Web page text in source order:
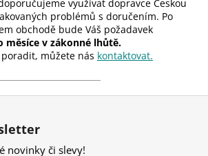
využívat dopravce Českou
problémů s doručením. Po
obchodě bude Váš požadavek
měsíce v zákonné lhůtě.
můžete nás kontaktovat.
novinky či slevy!